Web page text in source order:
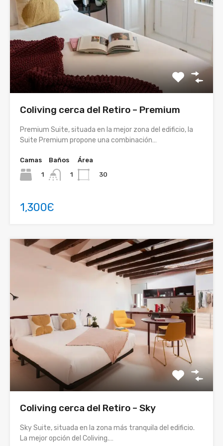
Coliving cerca del Retiro – Premium
Premium Suite, situada en la mejor zona del edificio, la
Suite Premium propone una combinación…
Camas
1
Baños
1
Área
30
1,300Є
Coliving cerca del Retiro – Sky
Sky Suite, situada en la zona más tranquila del edificio.
La mejor opción del Coliving.…